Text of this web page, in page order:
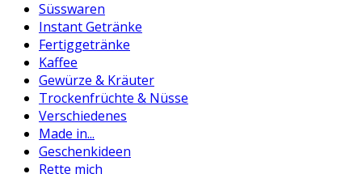
Süsswaren
Instant Getränke
Fertiggetränke
Kaffee
Gewürze & Kräuter
Trockenfrüchte & Nüsse
Verschiedenes
Made in...
Geschenkideen
Rette mich